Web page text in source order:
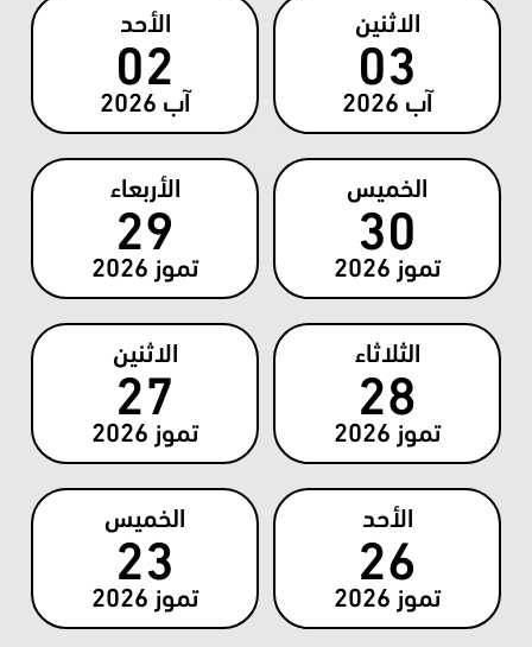
الاثنين
03
آب 2026
الأحد
02
آب 2026
الخميس
30
تموز 2026
الأربعاء
29
تموز 2026
الثلاثاء
28
تموز 2026
الاثنين
27
تموز 2026
الأحد
26
تموز 2026
الخميس
23
تموز 2026